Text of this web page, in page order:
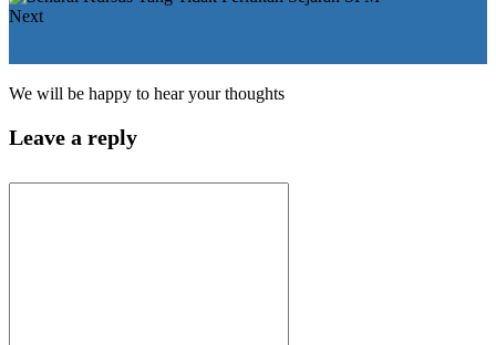
Next
We will be happy to hear your thoughts
Leave a reply